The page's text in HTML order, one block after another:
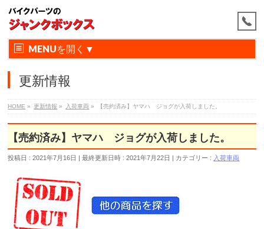
MENU
更新情報
HOME » 更新情報 » 入荷車両 » 【売約済み】ヤマハ ジョグが入荷しました。
【売約済み】ヤマハ ジョグが入荷しました。
投稿日 : 2021年7月16日 最終更新日時 : 2021年7月22日 カテゴリー : 入荷車両